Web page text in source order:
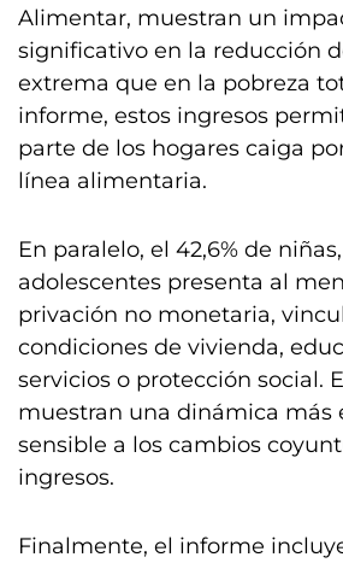
Alimentar, muestran un
significativo en la reducción
extrema que en la pobreza
informe, estos ingresos
parte de los hogares caiga
línea alimentaria.
En paralelo, el 42,6% de
adolescentes presenta al
privación no monetaria,
condiciones de vivienda,
servicios o protección social.
muestran una dinámica más
sensible a los cambios
ingresos.
Finalmente, el informe